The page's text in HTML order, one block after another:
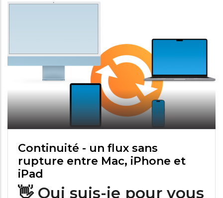
Continuité - un flux sans
rupture entre Mac, iPhone et
iPad
👋 Qui suis-je pour vous